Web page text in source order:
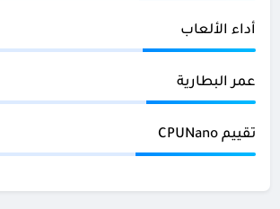
أداء الألعاب
عمر البطارية
تقييم CPUNano